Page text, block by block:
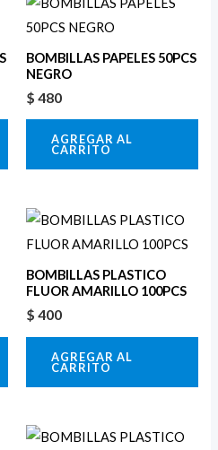
BOMBILLAS PAPELES 50PCS
NEGRO
$ 480
AGREGAR AL
CARRITO
BOMBILLAS PLASTICO
FLUOR AMARILLO 100PCS
$ 400
AGREGAR AL
CARRITO